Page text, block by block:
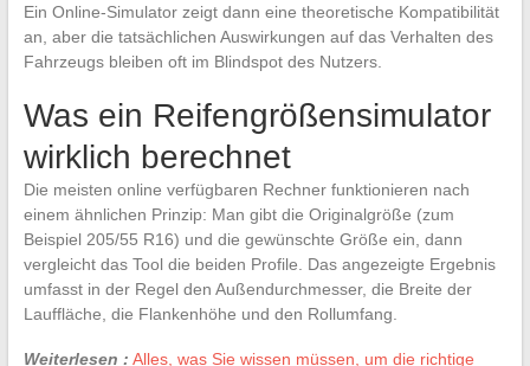
Ein Online-Simulator zeigt dann eine theoretische Kompatibilität
an, aber die tatsächlichen Auswirkungen auf das Verhalten des
Fahrzeugs bleiben oft im Blindspot des Nutzers.
Was ein Reifengrößensimulator
wirklich berechnet
Die meisten online verfügbaren Rechner funktionieren nach
einem ähnlichen Prinzip: Man gibt die Originalgröße (zum
Beispiel 205/55 R16) und die gewünschte Größe ein, dann
vergleicht das Tool die beiden Profile. Das angezeigte Ergebnis
umfasst in der Regel den Außendurchmesser, die Breite der
Lauffläche, die Flankenhöhe und den Rollumfang.
Weiterlesen : Alles, was Sie wissen müssen, um die richtige